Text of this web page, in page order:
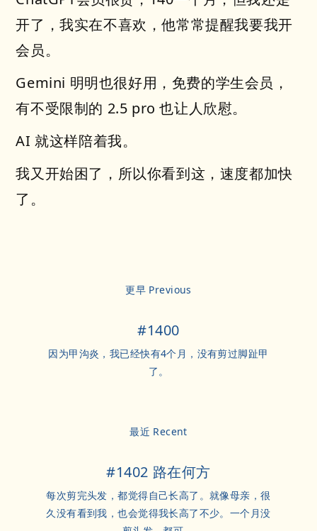
开了，我实在不喜欢，他常常提醒我要我开
会员。
Gemini 明明也很好用，免费的学生会员，
有不受限制的 2.5 pro 也让人欣慰。
AI 就这样陪着我。
我又开始困了，所以你看到这，速度都加快
了。
最近 Recent
#1402 路在何方
每次剪完头发，都觉得自己长高了。就像母亲，很
久没有看到我，也会觉得我长高了不少。一个月没
更早 Previous
#1400
因为甲沟炎，我已经快有4个月，没有剪过脚趾甲
了。